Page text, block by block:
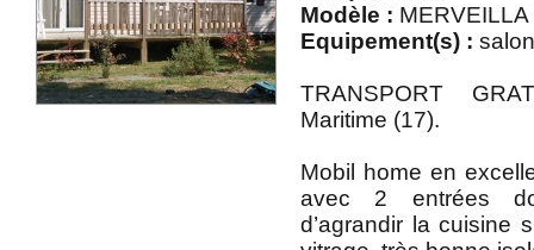
Modèle : MERVEILLA
Equipement(s) :
TRANSPORT
Maritime (17).
Mobil home en
avec 2 entrées
d’agrandir la cuisine